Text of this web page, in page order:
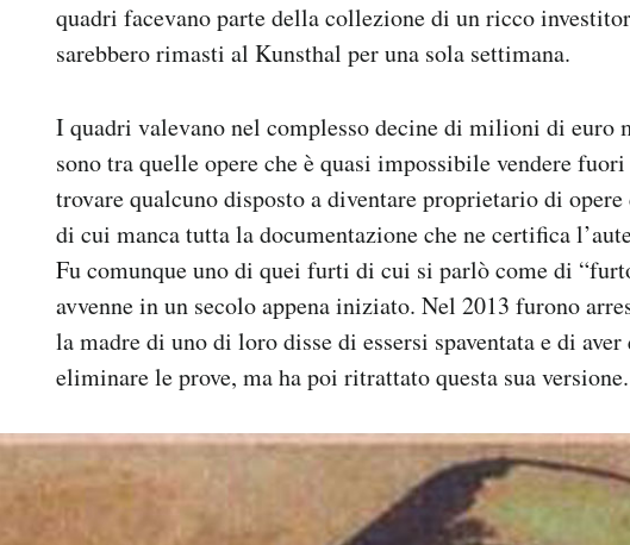
quadri facevano parte della collezione di un ricco
sarebbero rimasti al Kunsthal per una sola settimana.
I quadri valevano nel complesso decine di milioni di euro
sono tra quelle opere che è quasi impossibile vendere
trovare qualcuno disposto a diventare proprietario di
di cui manca tutta la documentazione che ne certifica
Fu comunque uno di quei furti di cui si parlò come di
avvenne in un secolo appena iniziato. Nel 2013 furono
la madre di uno di loro disse di essersi spaventata e di
eliminare le prove, ma ha poi ritrattato questa sua versione.